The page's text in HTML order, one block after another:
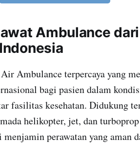
Ambulance
Ambulance terpercaya yang
bagi pasien dalam
fasilitas kesehatan. Didukung
helikopter, jet, dan
perawatan yang aman